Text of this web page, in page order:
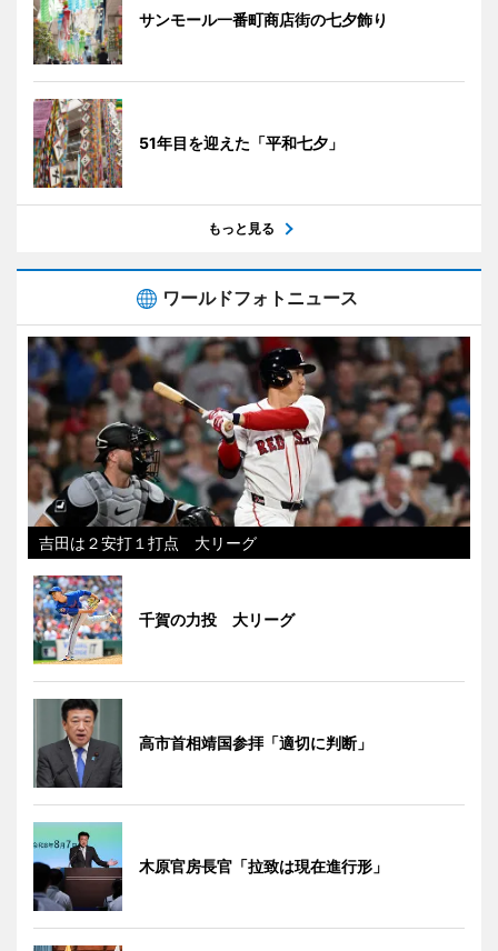
サンモール一番町商店街の七夕飾り
51年目を迎えた「平和七夕」
もっと見る
ワールドフォトニュース
吉田は２安打１打点 大リーグ
千賀の力投 大リーグ
高市首相靖国参拝「適切に判断」
木原官房長官「拉致は現在進行形」